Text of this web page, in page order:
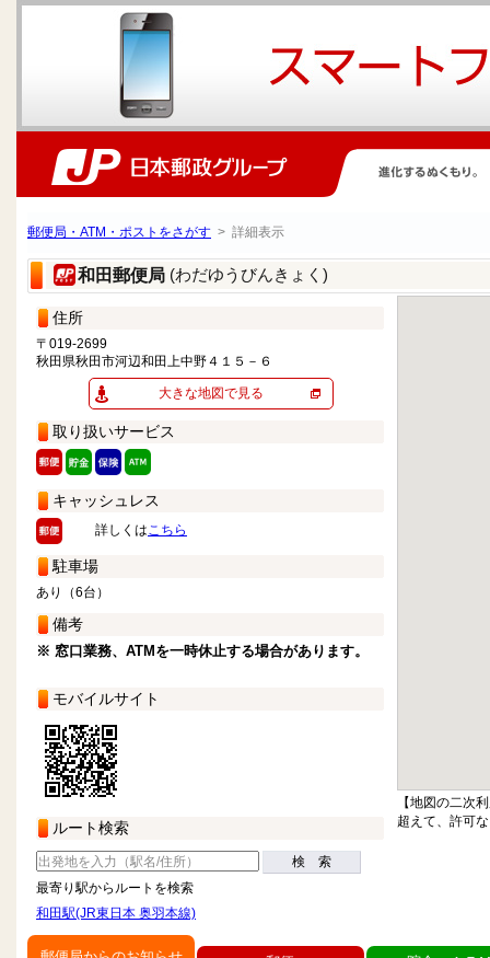
郵便局・ATM・ポストをさがす > 詳細表示
和田郵便局 (わだゆうびんきょく)
住所
〒019-2699
秋田県秋田市河辺和田上中野４１５－６
大きな地図で見る
取り扱いサービス
キャッシュレス
詳しくはこちら
駐車場
あり（6台）
備考
※ 窓口業務、ATMを一時休止する場合があります。
モバイルサイト
ルート検索
検 索
最寄り駅からルートを検索
和田駅(JR東日本 奥羽本線)
【地図の二次
超えて、許可